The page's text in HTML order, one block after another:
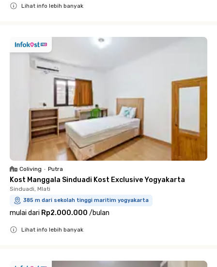
Lihat info lebih banyak
Coliving • Putra
Kost Manggala Sinduadi Kost Exclusive Yogyakarta
Sinduadi, Mlati
385 m dari sekolah tinggi maritim yogyakarta
mulai dari Rp2.000.000 /bulan
Lihat info lebih banyak